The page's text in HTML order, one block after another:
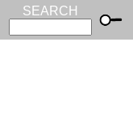
SEARCH